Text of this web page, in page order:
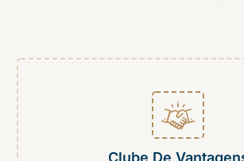
Clube De